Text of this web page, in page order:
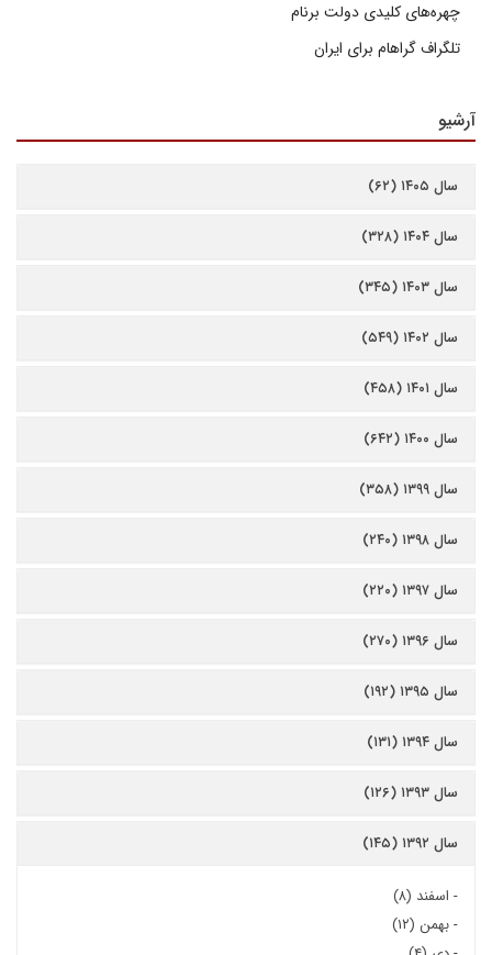
چهره‌های کلیدی دولت برنام
تلگراف گراهام برای ایران
آرشیو
سال ۱۴۰۵ (۶۲)
سال ۱۴۰۴ (۳۲۸)
سال ۱۴۰۳ (۳۴۵)
سال ۱۴۰۲ (۵۴۹)
سال ۱۴۰۱ (۴۵۸)
سال ۱۴۰۰ (۶۴۲)
سال ۱۳۹۹ (۳۵۸)
سال ۱۳۹۸ (۲۴۰)
سال ۱۳۹۷ (۲۲۰)
سال ۱۳۹۶ (۲۷۰)
سال ۱۳۹۵ (۱۹۲)
سال ۱۳۹۴ (۱۳۱)
سال ۱۳۹۳ (۱۲۶)
سال ۱۳۹۲ (۱۴۵)
- اسفند (۸)
-بهمن (۱۲)